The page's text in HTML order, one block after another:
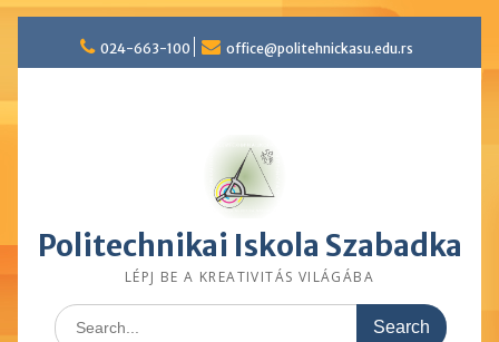
content
024-663-100 office@politehnickasu.edu.rs
Politechnikai Iskola Szabadka
LÉPJ BE A KREATIVITÁS VILÁGÁBA
Search